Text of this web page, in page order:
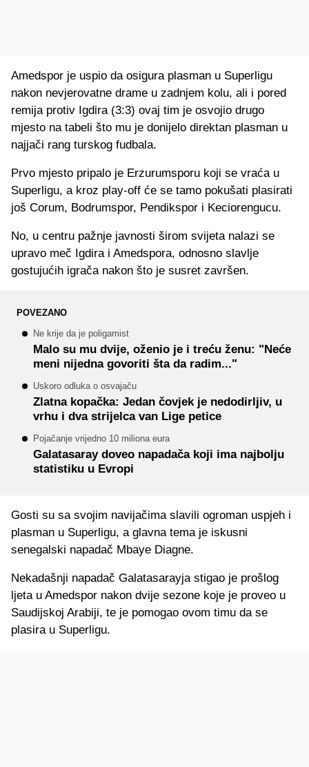
Amedspor je uspio da osigura plasman u Superligu
nakon nevjerovatne drame u zadnjem kolu, ali i pored
remija protiv Igdira (3:3) ovaj tim je osvojio drugo
mjesto na tabeli što mu je donijelo direktan plasman u
najjači rang turskog fudbala.
Prvo mjesto pripalo je Erzurumsporu koji se vraća u
Superligu, a kroz play-off će se tamo pokušati plasirati
još Corum, Bodrumspor, Pendikspor i Keciorengucu.
No, u centru pažnje javnosti širom svijeta nalazi se
upravo meč Igdira i Amedspora, odnosno slavlje
gostujućih igrača nakon što je susret završen.
POVEZANO
Ne krije da je poligamist
Malo su mu dvije, oženio je i treću ženu: "Neće
meni nijedna govoriti šta da radim..."
Uskoro odluka o osvajaču
Zlatna kopačka: Jedan čovjek je nedodirljiv, u
vrhu i dva strijelca van Lige petice
Pojačanje vrijedno 10 miliona eura
Galatasaray doveo napadača koji ima najbolju
statistiku u Evropi
Gosti su sa svojim navijačima slavili ogroman uspjeh i
plasman u Superligu, a glavna tema je iskusni
senegalski napadač Mbaye Diagne.
Nekadašnji napadač Galatasarayja stigao je prošlog
ljeta u Amedspor nakon dvije sezone koje je proveo u
Saudijskoj Arabiji, te je pomogao ovom timu da se
plasira u Superligu.